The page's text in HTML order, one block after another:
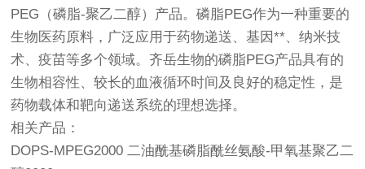
PEG（磷脂-聚乙二醇）产品。磷脂PEG作为一种重要的
生物医药原料，广泛应用于药物递送、基因**、纳米技
术、疫苗等多个领域。齐岳生物的磷脂PEG产品具有的
生物相容性、较长的血液循环时间及良好的稳定性，是
药物载体和靶向递送系统的理想选择。
相关产品：
DOPS-MPEG2000 二油酰基磷脂酰丝氨酸-甲氧基聚乙二